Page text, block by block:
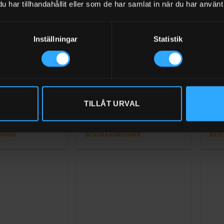
har tillhandahållit eller som de har samlat in när du har
Inställningar Statistik
TILLÅT URVAL
med vattentank
10 meter högtrycksslang DN8 40
MPa
0
BESTÄLLNINGSVARA
0